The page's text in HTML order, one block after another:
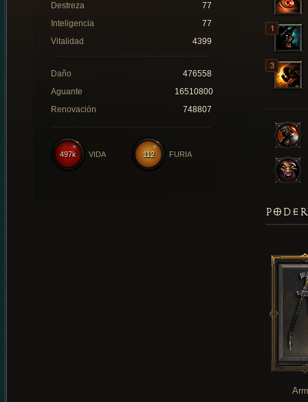
Destreza
77
Inteligencia
77
Vitalidad
4399
Daño
476558
Aguante
16510800
Renovación
748807
112 FURIA
497k VIDA